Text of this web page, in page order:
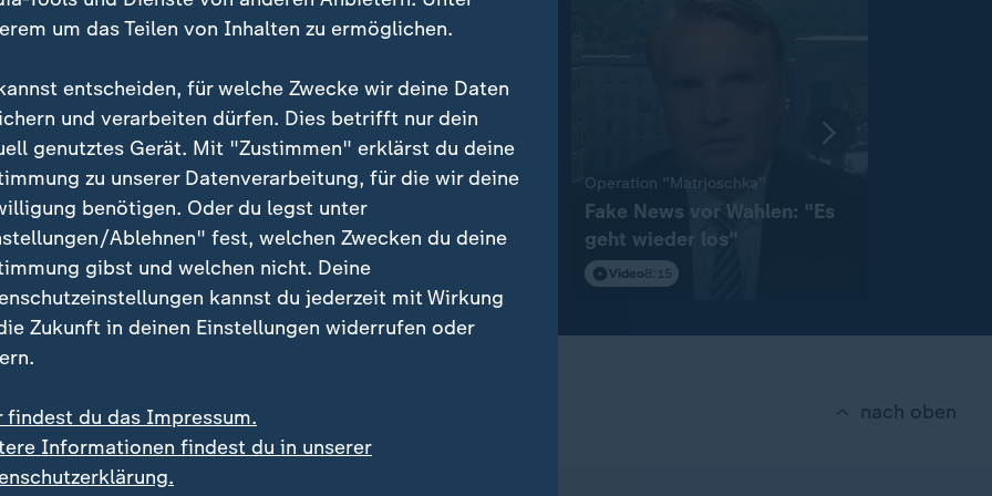
über Schwesig:
erstmal relativ
darauf reagiert"
5:13
Politiker von Fakes betroffen:
"Kampagne ist nicht
sonderlich professionell"
Video5:26
Operation "Matrjoschka"
Fake News vor Wahlen: "Es
geht wieder los"
Video8:15
nach oben
um das Teilen von Inhalten zu ermöglichen.
entscheiden, für welche Zwecke wir deine Daten
und verarbeiten dürfen. Dies betrifft nur dein
genutztes Gerät. Mit "Zustimmen" erklärst du deine
zu unserer Datenverarbeitung, für die wir deine
benötigen. Oder du legst unter
Ablehnen" fest, welchen Zwecken du deine
gibst und welchen nicht. Deine
kannst du jederzeit mit Wirkung
Zukunft in deinen Einstellungen widerrufen oder
findest du das Impressum.
Informationen findest du in unserer